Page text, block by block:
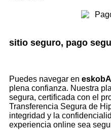
sitio seguro, pago
Puedes navegar en
plena confianza. Nuestra
segura, certificada con el
Transferencia Segura de
integridad y la
experiencia online sea